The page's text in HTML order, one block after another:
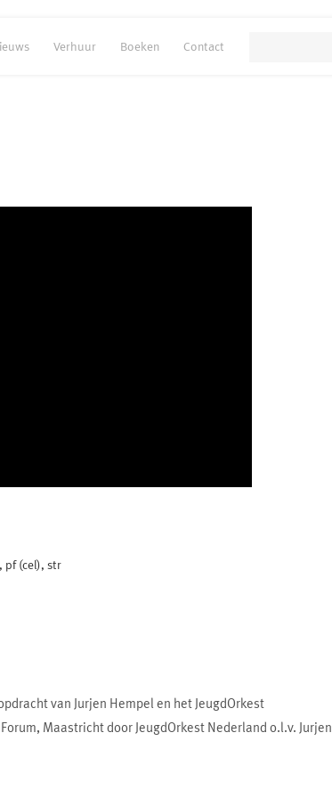
Verhuur Boeken Contact
pf (cel), str
van Jurjen Hempel en het JeugdOrkest
Maastricht door JeugdOrkest Nederland o.l.v. Jurjen